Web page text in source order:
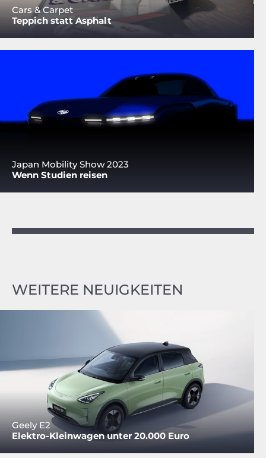
Cars & Carpet
Teppich statt Asphalt
Japan Mobility Show 2023
Wenn Studien reisen
WEITERE NEUIGKEITEN
Geely E2
Elektro-Kleinwagen unter 20.000 Euro